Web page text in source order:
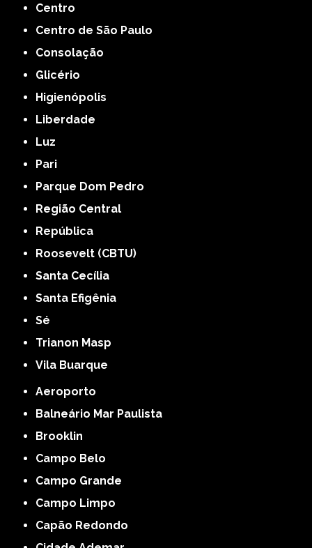
Centro
Centro de São Paulo
Consolação
Glicério
Higienópolis
Liberdade
Luz
Pari
Parque Dom Pedro
Região Central
República
Roosevelt (CBTU)
Santa Cecília
Santa Efigênia
Sé
Trianon Masp
Vila Buarque
Aeroporto
Balneário Mar Paulista
Brooklin
Campo Belo
Campo Grande
Campo Limpo
Capão Redondo